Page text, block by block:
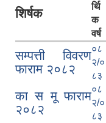
शिर्षक
र्थि
क
वर्ष
सम्पत्ती विवरण
फाराम २०८२
०८
२/०
८३
का स मू फाराम
२०८२
०८
२/०
८३